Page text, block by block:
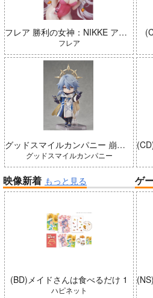
フレア 勝利の女神：NIKKE アリス：ワンダーランドバニー 完成品
フレア
グッドスマイルカンパニー 崩壊：スターレイル ねんどろいどどーる サンデー 完成品
グッドスマイルカンパニー
映像新着 もっと見る
(BD)メイドさんは食べるだけ 1
ハピネット
ゲ